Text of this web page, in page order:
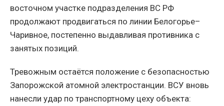
восточном участке подразделения ВС РФ
продолжают продвигаться по линии Белогорье–
Чаривное, постепенно выдавливая противника с
занятых позиций.
Тревожным остаётся положение с безопасностью
Запорожской атомной электростанции. ВСУ вновь
нанесли удар по транспортному цеху объекта: